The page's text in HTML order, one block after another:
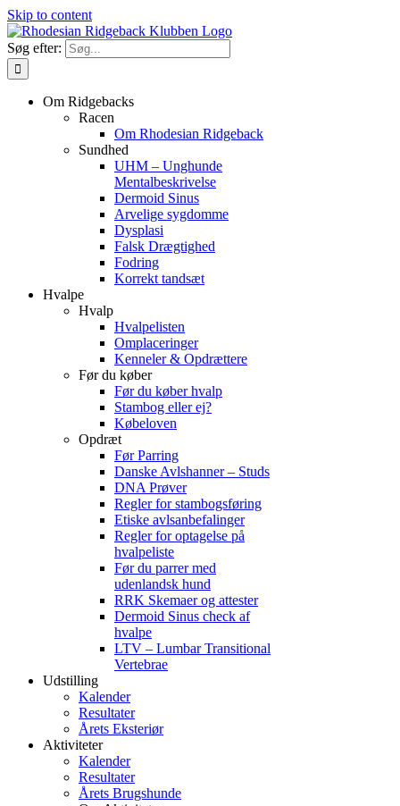
Skip to content
Søg efter:
Om Ridgebacks
Racen
Om Rhodesian Ridgeback
Sundhed
UHM – Unghunde
Mentalbeskrivelse
Dermoid Sinus
Arvelige sygdomme
Dysplasi
Falsk Drægtighed
Fodring
Korrekt tandsæt
Hvalpe
Hvalp
Hvalpelisten
Omplaceringer
Kenneler & Opdrættere
Før du køber
Før du køber hvalp
Stambog eller ej?
Købeloven
Opdræt
Før Parring
Danske Avlshanner – Studs
DNA Prøver
Regler for stambogsføring
Etiske avlsanbefalinger
Regler for optagelse på
hvalpeliste
Før du parrer med
udenlandsk hund
RRK Skemaer og attester
Dermoid Sinus check af
hvalpe
LTV – Lumbar Transitional
Vertebrae
Udstilling
Kalender
Resultater
Årets Eksteriør
Aktiviteter
Kalender
Resultater
Årets Brugshunde